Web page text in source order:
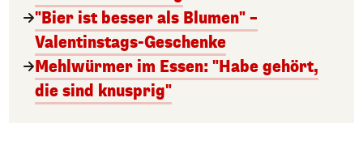
"Bier ist besser als Blumen" –
Valentinstags-Geschenke
Mehlwürmer im Essen: "Habe gehört,
die sind knusprig"